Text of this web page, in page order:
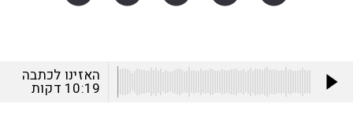
האזינו לכתבה
10:19 דקות